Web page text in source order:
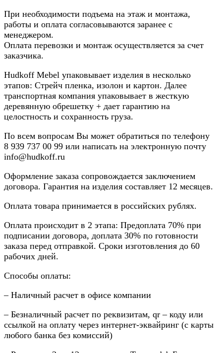
При необходимости подъема на этаж и монтажа,
работы и оплата согласовываются заранее с
менеджером.
Оплата перевозки и монтаж осуществляется за счет
заказчика.
Hudkoff Mebel упаковывает изделия в несколько
этапов: Стрейч пленка, изолон и картон. Далее
транспортная компания упаковывает в жесткую
деревянную обрешетку + дает гарантию на
целостность и сохранность груза.
По всем вопросам Вы может обратиться по телефону
8 939 737 00 99 или написать на электронную почту
info@hudkoff.ru
Оформление заказа сопровождается заключением
договора. Гарантия на изделия составляет 12 месяцев.
Оплата товара принимается в российских рублях.
Оплата происходит в 2 этапа: Предоплата 70% при
подписании договора, доплата 30% по готовности
заказа перед отправкой. Сроки изготовления до 60
рабочих дней.
Способы оплаты:
– Наличный расчет в офисе компании
– Безналичный расчет по реквизитам, qr – коду или
ссылкой на оплату через интернет-эквайринг (с карты
любого банка без комиссий)